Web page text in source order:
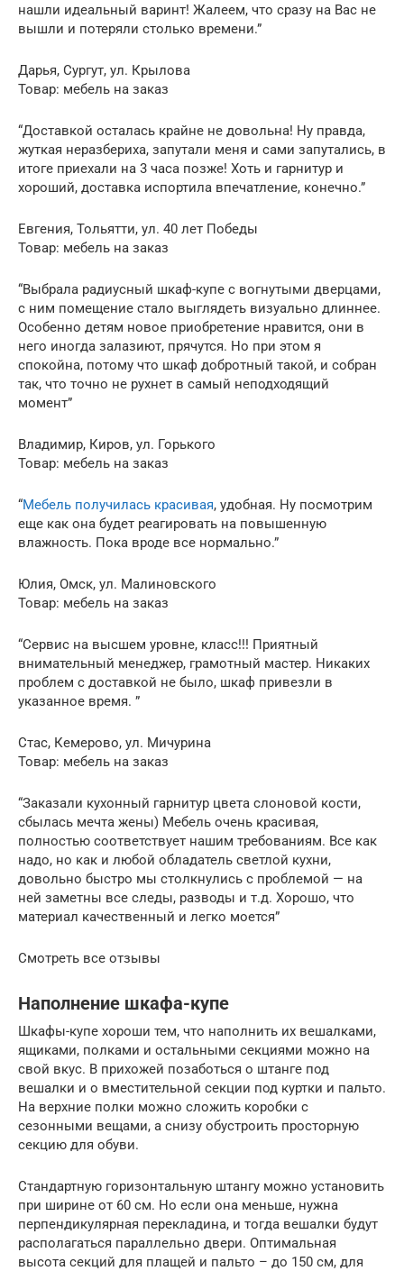
нашли идеальный варинт! Жалеем, что сразу на Вас не
вышли и потеряли столько времени.”
Дарья, Сургут, ул. Крылова
Товар: мебель на заказ
“Доставкой осталась крайне не довольна! Ну правда,
жуткая неразбериха, запутали меня и сами запутались, в
итоге приехали на 3 часа позже! Хоть и гарнитур и
хороший, доставка испортила впечатление, конечно.”
Евгения, Тольятти, ул. 40 лет Победы
Товар: мебель на заказ
“Выбрала радиусный шкаф-купе с вогнутыми дверцами,
с ним помещение стало выглядеть визуально длиннее.
Особенно детям новое приобретение нравится, они в
него иногда залазиют, прячутся. Но при этом я
спокойна, потому что шкаф добротный такой, и собран
так, что точно не рухнет в самый неподходящий
момент”
Владимир, Киров, ул. Горького
Товар: мебель на заказ
“Мебель получилась красивая, удобная. Ну посмотрим
еще как она будет реагировать на повышенную
влажность. Пока вроде все нормально.”
Юлия, Омск, ул. Малиновского
Товар: мебель на заказ
“Сервис на высшем уровне, класс!!! Приятный
внимательный менеджер, грамотный мастер. Никаких
проблем с доставкой не было, шкаф привезли в
указанное время. ”
Стас, Кемерово, ул. Мичурина
Товар: мебель на заказ
“Заказали кухонный гарнитур цвета слоновой кости,
сбылась мечта жены) Мебель очень красивая,
полностью соответствует нашим требованиям. Все как
надо, но как и любой обладатель светлой кухни,
довольно быстро мы столкнулись с проблемой — на
ней заметны все следы, разводы и т.д. Хорошо, что
материал качественный и легко моется”
Смотреть все отзывы
Наполнение шкафа-купе
Шкафы-купе хороши тем, что наполнить их вешалками,
ящиками, полками и остальными секциями можно на
свой вкус. В прихожей позаботься о штанге под
вешалки и о вместительной секции под куртки и пальто.
На верхние полки можно сложить коробки с
сезонными вещами, а снизу обустроить просторную
секцию для обуви.
Стандартную горизонтальную штангу можно установить
при ширине от 60 см. Но если она меньше, нужна
перпендикулярная перекладина, и тогда вешалки будут
располагаться параллельно двери. Оптимальная
высота секций для плащей и пальто – до 150 см, для